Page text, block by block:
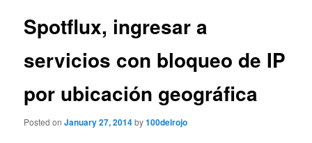
Spotflux, ingresar a
servicios con bloqueo de IP
por ubicación geográfica
Posted onJanuary 27, 2014by100delrojo